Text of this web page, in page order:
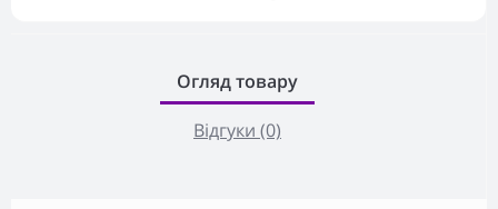
Огляд товару
Відгуки (0)